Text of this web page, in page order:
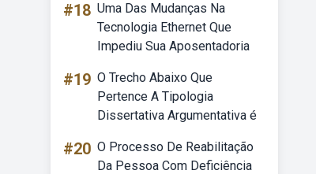
#18 Uma Das Mudanças Na
Tecnologia Ethernet Que
Impediu Sua Aposentadoria
#19 O Trecho Abaixo Que
Pertence A Tipologia
Dissertativa Argumentativa é
#20 O Processo De Reabilitação
Da Pessoa Com Deficiência